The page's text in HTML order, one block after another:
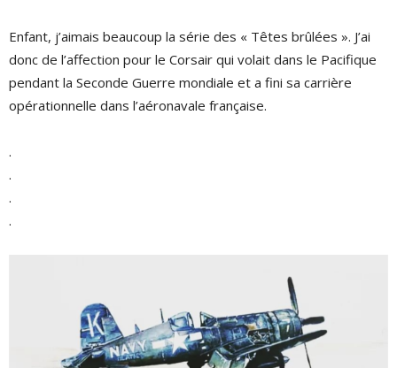
Enfant, j’aimais beaucoup la série des « Têtes brûlées ». J’ai
donc de l’affection pour le Corsair qui volait dans le Pacifique
pendant la Seconde Guerre mondiale et a fini sa carrière
opérationnelle dans l’aéronavale française.
.
.
.
.